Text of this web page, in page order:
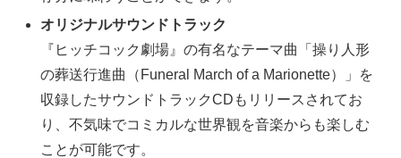
オリジナルサウンドトラック
『ヒッチコック劇場』の有名なテーマ曲「操り人形
の葬送行進曲（Funeral March of a Marionette）」を
収録したサウンドトラックCDもリリースされてお
り、不気味でコミカルな世界観を音楽からも楽しむ
ことが可能です。